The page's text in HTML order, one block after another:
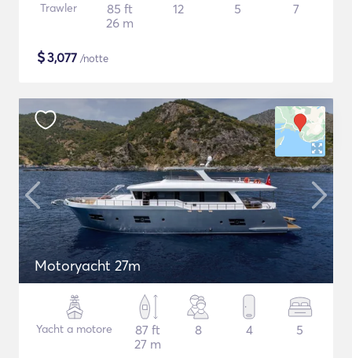
Trawler
85 ft
26 m
12 5 7
$3,077 /notte
Motoryacht 27m
Yacht a motore
87 ft
27 m
8 4 5